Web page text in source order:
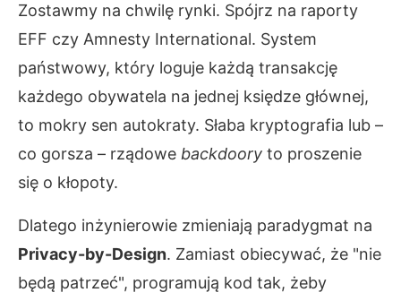
Zostawmy na chwilę rynki. Spójrz na raporty
EFF czy Amnesty International. System
państwowy, który loguje każdą transakcję
każdego obywatela na jednej księdze głównej,
to mokry sen autokraty. Słaba kryptografia lub –
co gorsza – rządowe backdoory to proszenie
się o kłopoty.
Dlatego inżynierowie zmieniają paradygmat na
Privacy-by-Design. Zamiast obiecywać, że "nie
będą patrzeć", programują kod tak, żeby